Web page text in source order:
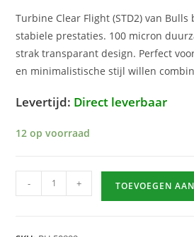
Turbine Clear Flight (STD2) van
stabiele prestaties. 100 micron
strak transparant design. Perfect
en minimalistische stijl willen
Levertijd: Direct leverbaar
12 op voorraad
Turbine
Clear
- + TOEVOEGEN